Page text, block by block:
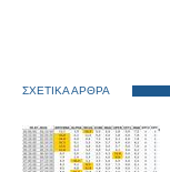
ΣΧΕΤΙΚΑ ΑΡΘΡΑ